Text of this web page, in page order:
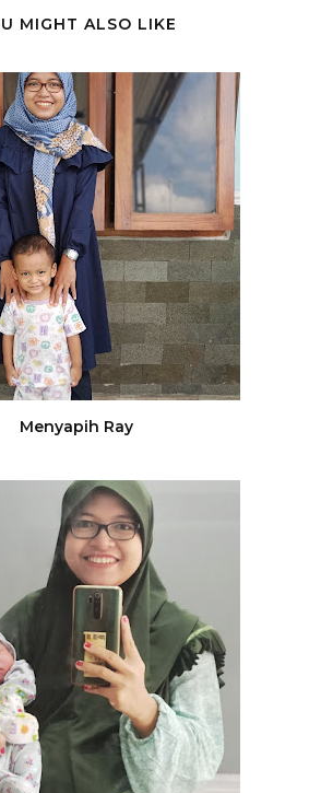
MIGHT ALSO LIKE
Menyapih Ray